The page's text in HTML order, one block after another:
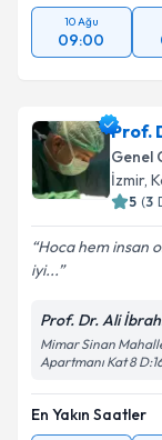
10 Ağu
09:00
Prof.
Genel
İzmir,
5 (3
Hoca hem insan
iyi...
Prof. Dr. Ali
Mimar Sinan
Apartmanı Kat 8
En Yakın Saatler